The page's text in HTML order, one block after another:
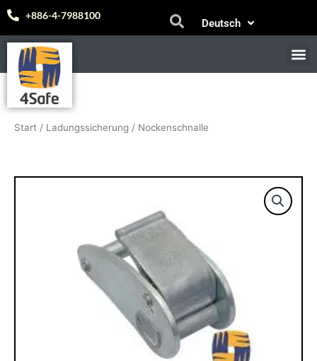
Zum
Inhalt
springen
+886-4-7988100
Deutsch
中文 (台灣)
Start / Ladungssicherung / Nockenschnalle